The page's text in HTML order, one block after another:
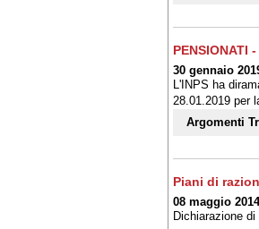
PENSIONATI
30 gennaio
L'INPS ha
28.01.2019 per
Argomenti
Piani di
08 maggio 2014
Dichiarazione